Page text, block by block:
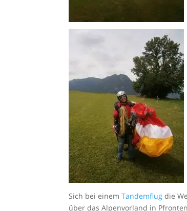
Sich bei einemTandemflug die
über das Alpenvorland in